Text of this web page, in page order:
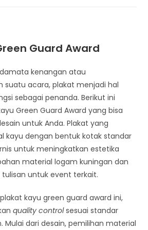
Guard Award
kenangan atau
suatu acara, plakat menjadi hal
sebagai penanda. Berikut ini
Green Guard Award yang bisa
untuk Anda. Plakat yang
kayu dengan bentuk kotak standar
untuk meningkatkan estetika
material logam kuningan dan
untuk event terkait.
kayu green guard award ini,
quality controlsesuai standar
Mulai dari desain, pemilihan material